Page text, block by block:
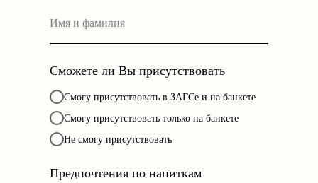
Сможете ли Вы присутствовать
Смогу присутствовать в ЗАГСе и на банкете
Смогу присутствовать только на банкете
Не смогу присутствовать
Предпочтения по напиткам